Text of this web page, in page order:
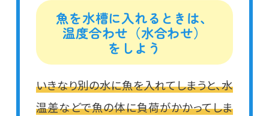
魚を水槽に入れるときは、
温度合わせ（水合わせ）
をしよう
いきなり別の水に魚を入れてしまうと、水
温差などで魚の体に負荷がかかってしま